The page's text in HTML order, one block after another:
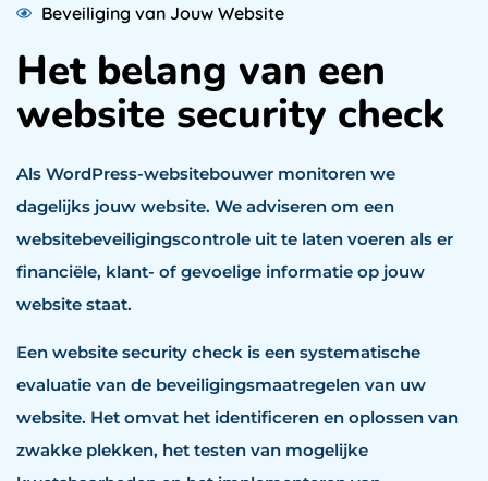
Beveiliging van Jouw Website
Het belang van een
website security check
Als WordPress-websitebouwer monitoren we
dagelijks jouw website. We adviseren om een
websitebeveiligingscontrole uit te laten voeren als er
financiële, klant- of gevoelige informatie op jouw
website staat.
Een website security check is een systematische
evaluatie van de beveiligingsmaatregelen van uw
website. Het omvat het identificeren en oplossen van
zwakke plekken, het testen van mogelijke